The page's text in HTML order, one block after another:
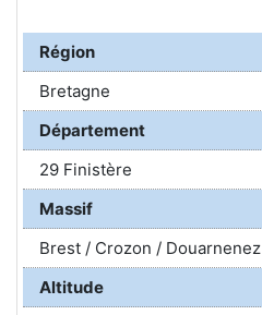
Région
Bretagne
Département
29 Finistère
Massif
Brest / Crozon / Douarnenez
Altitude